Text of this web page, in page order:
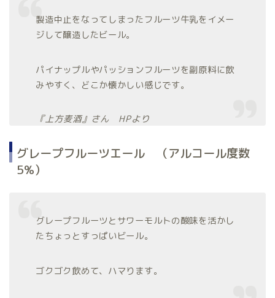
製造中止をなってしまったフルーツ牛乳をイメー
ジして醸造したビール。
パイナップルやパッションフルーツを副原料に飲
みやすく、どこか懐かしい感じです。
『上方麦酒』さん HPより
グレープフルーツエール （アルコール度数
5%）
グレープフルーツとサワーモルトの酸味を活かし
たちょっとすっぱいビール。
ゴクゴク飲めて、ハマります。